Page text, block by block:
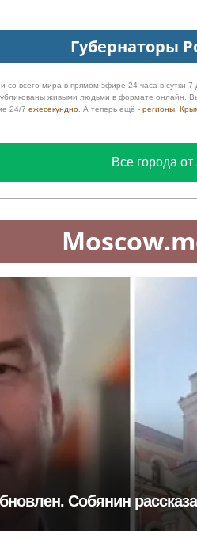
Губернаторы
со всего мира в прямом эфире 24 часа в сутки
живыми людьми в формате онлайн.
24/7 ежесекундно . А теперь ещё - регионы
Все города
Собянин